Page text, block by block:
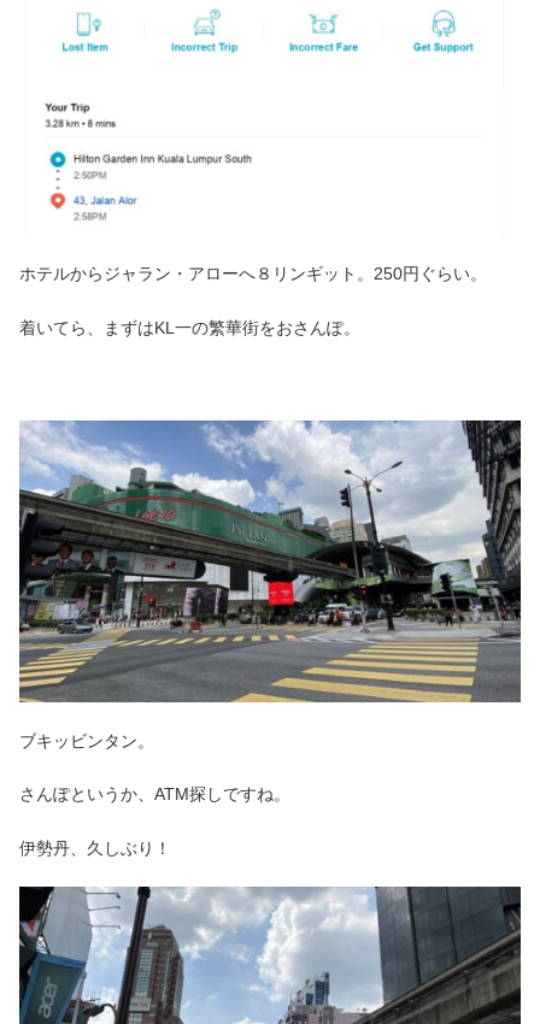
ホテルからジャラン・アローへ８リンギット。250円ぐらい。
着いてら、まずはKL一の繁華街をおさんぽ。
ブキッビンタン。
さんぽというか、ATM探しですね。
伊勢丹、久しぶり！